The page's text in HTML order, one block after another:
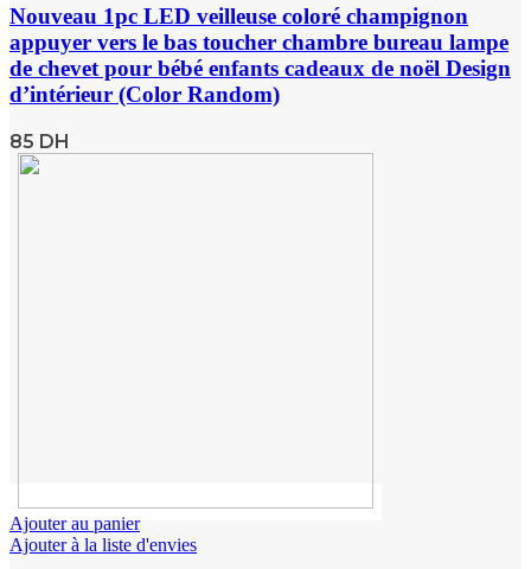
Nouveau 1pc LED veilleuse coloré champignon
appuyer vers le bas toucher chambre bureau lampe
de chevet pour bébé enfants cadeaux de noël Design
d’intérieur (Color Random)
85 DH
Ajouter au panier
Ajouter à la liste d'envies